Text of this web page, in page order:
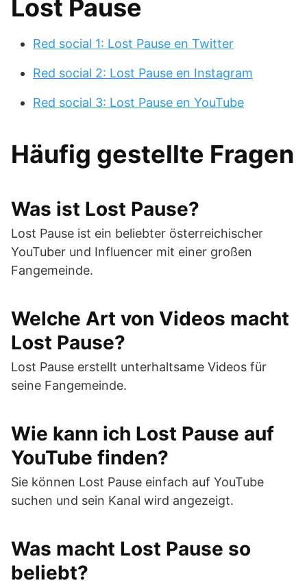
Lost Pause
Red social 1: Lost Pause en Twitter
Red social 2: Lost Pause en Instagram
Red social 3: Lost Pause en YouTube
Häufig gestellte Fragen
Was ist Lost Pause?
Lost Pause ist ein beliebter österreichischer
YouTuber und Influencer mit einer großen
Fangemeinde.
Welche Art von Videos macht
Lost Pause?
Lost Pause erstellt unterhaltsame Videos für
seine Fangemeinde.
Wie kann ich Lost Pause auf
YouTube finden?
Sie können Lost Pause einfach auf YouTube
suchen und sein Kanal wird angezeigt.
Was macht Lost Pause so
beliebt?